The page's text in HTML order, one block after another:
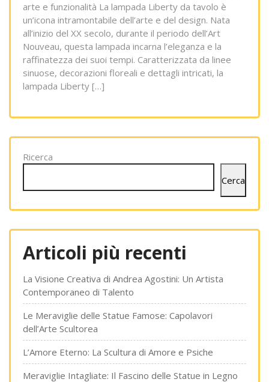
arte e funzionalità La lampada Liberty da tavolo è
un’icona intramontabile dell’arte e del design. Nata
all’inizio del XX secolo, durante il periodo dell’Art
Nouveau, questa lampada incarna l’eleganza e la
raffinatezza dei suoi tempi. Caratterizzata da linee
sinuose, decorazioni floreali e dettagli intricati, la
lampada Liberty […]
Ricerca
Cerca
Articoli più recenti
La Visione Creativa di Andrea Agostini: Un Artista
Contemporaneo di Talento
Le Meraviglie delle Statue Famose: Capolavori
dell’Arte Scultorea
L’Amore Eterno: La Scultura di Amore e Psiche
Meraviglie Intagliate: Il Fascino delle Statue in Legno